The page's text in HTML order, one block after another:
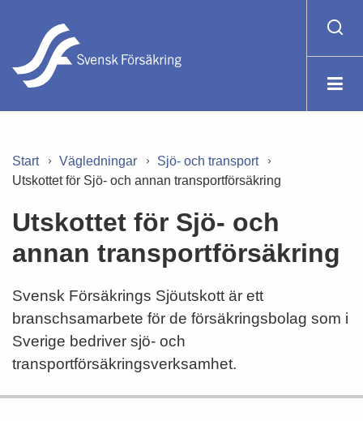
Start Vägledningar
Sjö- och transport
Utskottet för Sjö- och annan transportförsäkring
Utskottet för Sjö- och
annan transportförsäkring
Svensk Försäkrings Sjöutskott är ett
branschsamarbete för de försäkringsbolag som i
Sverige bedriver sjö- och
transportförsäkringsverksamhet.